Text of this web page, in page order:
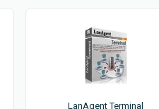
LanAgent Terminal